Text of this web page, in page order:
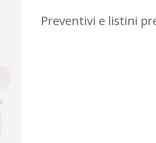
Preventivi e listini